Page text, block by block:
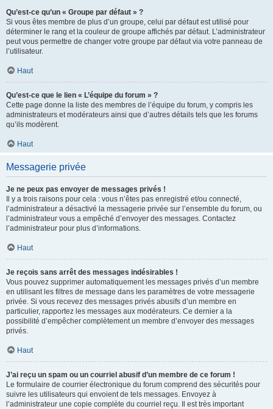
Qu’est-ce qu’un « Groupe par défaut » ?
Si vous êtes membre de plus d’un groupe, celui par défaut est utilisé pour
déterminer le rang et la couleur de groupe affichés par défaut. L’administrateur
peut vous permettre de changer votre groupe par défaut via votre panneau de
l’utilisateur.
Haut
Qu’est-ce que le lien « L’équipe du forum » ?
Cette page donne la liste des membres de l’équipe du forum, y compris les
administrateurs et modérateurs ainsi que d’autres détails tels que les forums
qu’ils modèrent.
Haut
Messagerie privée
Je ne peux pas envoyer de messages privés !
Il y a trois raisons pour cela : vous n’êtes pas enregistré et/ou connecté,
l’administrateur a désactivé la messagerie privée sur l’ensemble du forum, ou
l’administrateur vous a empêché d’envoyer des messages. Contactez
l’administrateur pour plus d’informations.
Haut
Je reçois sans arrêt des messages indésirables !
Vous pouvez supprimer automatiquement les messages privés d’un membre
en utilisant les filtres de message dans les paramètres de votre messagerie
privée. Si vous recevez des messages privés abusifs d’un membre en
particulier, rapportez les messages aux modérateurs. Ce dernier a la
possibilité d’empêcher complètement un membre d’envoyer des messages
privés.
Haut
J’ai reçu un spam ou un courriel abusif d’un membre de ce forum !
Le formulaire de courrier électronique du forum comprend des sécurités pour
suivre les utilisateurs qui envoient de tels messages. Envoyez à
l’administrateur une copie complète du courriel reçu. Il est très important